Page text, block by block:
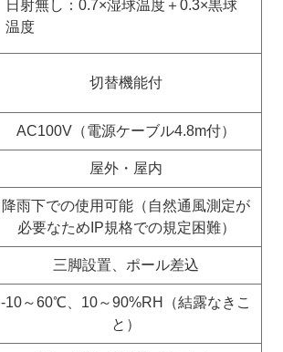
日射無し：0.7×湿球温度＋0.3×黒球
温度
切替機能付
AC100V（電源ケーブル4.8m付）
屋外・屋内
降雨下での使用可能（自然通風測定が
必要なためIP規格での規定困難）
三脚設置、ポール差込
-10～60℃、10～90%RH（結露なきこ
と）